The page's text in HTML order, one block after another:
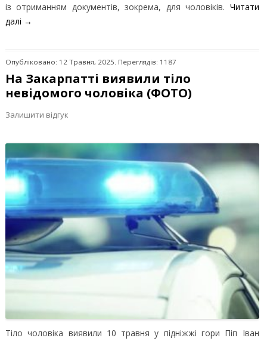
із отриманням документів, зокрема, для чоловіків. Читати
далі →
Опубліковано: 12 Травня, 2025. Переглядів: 1187
На Закарпатті виявили тіло
невідомого чоловіка (ФОТО)
Залишити відгук
Тіло чоловіка виявили 10 травня у підніжжі гори Піп Іван